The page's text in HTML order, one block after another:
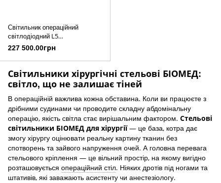
Світильник операційний
світлодіодний L5
(двокупольний)
227 500.00грн
Світильники хірургічні стельові БІОМЕД:
світло, що не залишає тіней
В операційній важлива кожна обставина. Коли ви працюєте з
дрібними судинами чи проводите складну абдомінальну
операцію, якість світла стає вирішальним фактором. Стельові
світильники БІОМЕД для хірургії— це база, котра дає
змогу хірургу оцінювати реальну картину тканин без
спотворень та зайвого напруження очей. А головна перевага
стельового кріплення — це вільний простір, на якому вигідно
розташовується операційний стіл. Ніяких дротів під ногами та
штативів, які заважають асистенту чи анестезіологу.